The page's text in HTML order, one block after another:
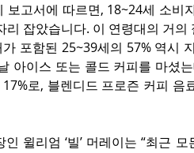
보고서에 따르면, 18~24세 소비
리 잡았습니다. 이 연령대의 거
포함된 25~39세의 57% 역시
아이스 또는 콜드 커피를 마셨
로, 블렌디드 프로즌 커피
윌리엄 ‘빌’ 머레이는 “최근